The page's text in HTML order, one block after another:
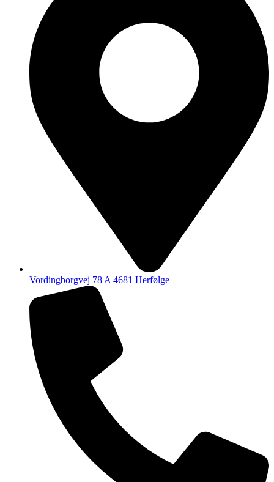
Vordingborgvej 78 A 4681 Herfølge